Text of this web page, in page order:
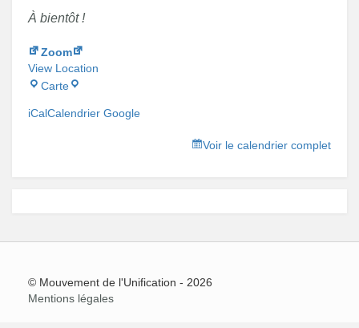
À bientôt !
Zoom
View Location
CarteZoom
iCalCalendrier Google
Voir le calendrier complet
© Mouvement de l'Unification - 2026
Mentions légales